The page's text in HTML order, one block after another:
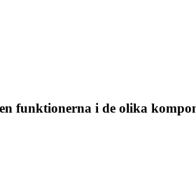
funktionerna i de olika